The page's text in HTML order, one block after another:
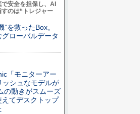
安全を担保し、AI
のは“トレジャー
を救ったBox。
ローバルデータ
「モニターアー
ッシュなモデルが
の動きがスムーズ
てデスクトップ